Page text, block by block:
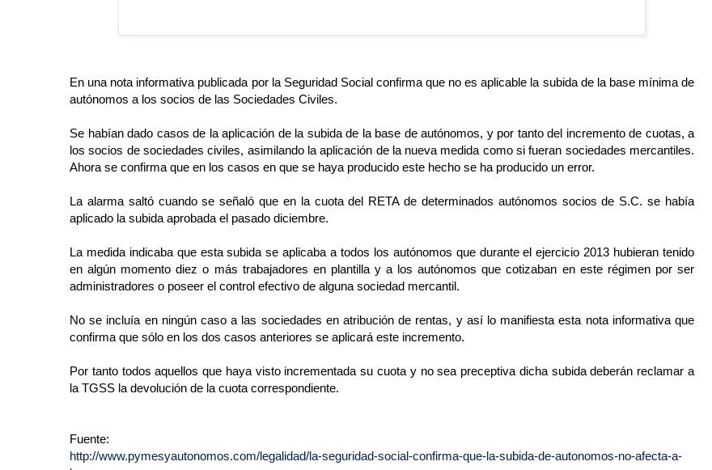
En una nota informativa publicada por la Seguridad Social confirma que no es aplicable la subida de la base mínima de
autónomos a los socios de las Sociedades Civiles.
Se habían dado casos de la aplicación de la subida de la base de autónomos, y por tanto del incremento de cuotas, a
los socios de sociedades civiles, asimilando la aplicación de la nueva medida como si fueran sociedades mercantiles.
Ahora se confirma que en los casos en que se haya producido este hecho se ha producido un error.
La alarma saltó cuando se señaló que en la cuota del RETA de determinados autónomos socios de S.C. se había
aplicado la subida aprobada el pasado diciembre.
La medida indicaba que esta subida se aplicaba a todos los autónomos que durante el ejercicio 2013 hubieran tenido
en algún momento diez o más trabajadores en plantilla y a los autónomos que cotizaban en este régimen por ser
administradores o poseer el control efectivo de alguna sociedad mercantil.
No se incluía en ningún caso a las sociedades en atribución de rentas, y así lo manifiesta esta nota informativa que
confirma que sólo en los dos casos anteriores se aplicará este incremento.
Por tanto todos aquellos que haya visto incrementada su cuota y no sea preceptiva dicha subida deberán reclamar a
la TGSS la devolución de la cuota correspondiente.
Fuente:
http://www.pymesyautonomos.com/legalidad/la-seguridad-social-confirma-que-la-subida-de-autonomos-no-afecta-a-